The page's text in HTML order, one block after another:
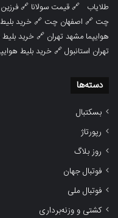
طلایاب 🔗قیمت سولانا 🔗
چت 🔗 اصفهان چت 🔗خرید
هوایپما مشهد تهران 🔗خرید
تهران استانبول🔗خرید بلیط
دسته‌ها
بسکتبال
رپورتاژ
روز بلاگ
فوتبال جهان
فوتبال ملی
کشتی و وزنه‌برداری